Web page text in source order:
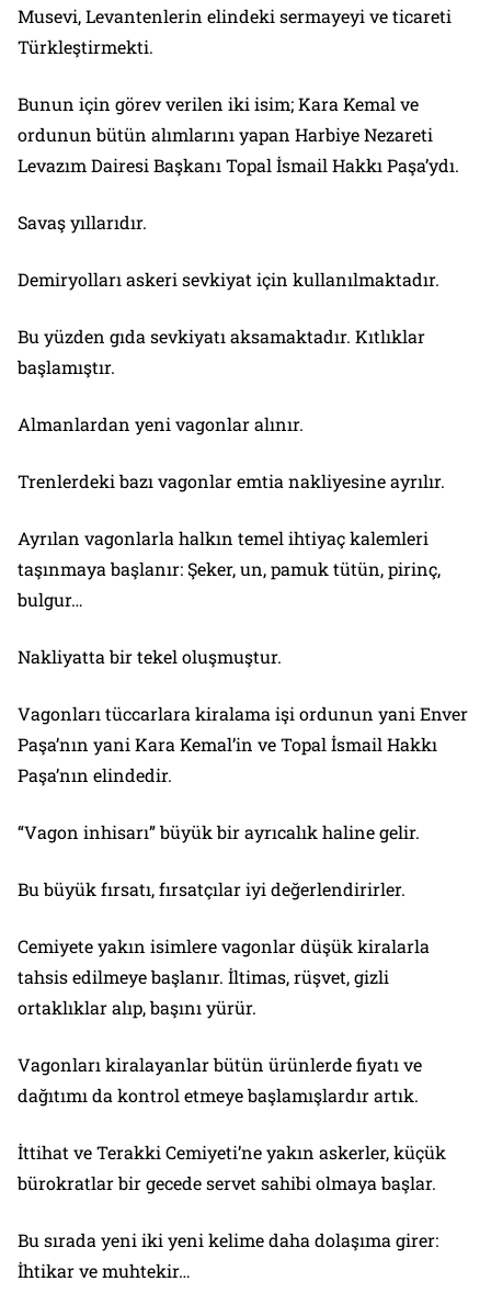
Musevi, Levantenlerin elindeki sermayeyi ve ticareti
Türkleştirmekti.
Bunun için görev verilen iki isim; Kara Kemal ve
ordunun bütün alımlarını yapan Harbiye Nezareti
Levazım Dairesi Başkanı Topal İsmail Hakkı Paşa’ydı.
Savaş yıllarıdır.
Demiryolları askeri sevkiyat için kullanılmaktadır.
Bu yüzden gıda sevkiyatı aksamaktadır. Kıtlıklar
başlamıştır.
Almanlardan yeni vagonlar alınır.
Trenlerdeki bazı vagonlar emtia nakliyesine ayrılır.
Ayrılan vagonlarla halkın temel ihtiyaç kalemleri
taşınmaya başlanır: Şeker, un, pamuk tütün, pirinç,
bulgur…
Nakliyatta bir tekel oluşmuştur.
Vagonları tüccarlara kiralama işi ordunun yani Enver
Paşa’nın yani Kara Kemal’in ve Topal İsmail Hakkı
Paşa’nın elindedir.
“Vagon inhisarı” büyük bir ayrıcalık haline gelir.
Bu büyük fırsatı, fırsatçılar iyi değerlendirirler.
Cemiyete yakın isimlere vagonlar düşük kiralarla
tahsis edilmeye başlanır. İltimas, rüşvet, gizli
ortaklıklar alıp, başını yürür.
Vagonları kiralayanlar bütün ürünlerde fiyatı ve
dağıtımı da kontrol etmeye başlamışlardır artık.
İttihat ve Terakki Cemiyeti’ne yakın askerler, küçük
bürokratlar bir gecede servet sahibi olmaya başlar.
Bu sırada yeni iki yeni kelime daha dolaşıma girer:
İhtikar ve muhtekir…